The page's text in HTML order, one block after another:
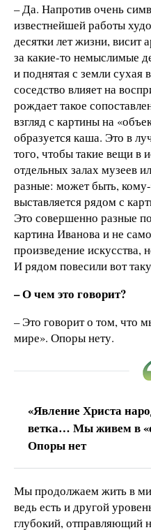
– Да. Напротив очень
известнейшей работы
десятки лет жизни, висит
за какие-то немыслимые
и поднятая с земли сухая
соседство влияет на
рождает такое
взгляд с картины на
образуется каша. Это в
того, чтобы такие вещи в
отдельных залах музеев
разные: может быть,
выставляется рядом с
Это совершенно разные
картина Иванова и не
произведение искусства,
И рядом повесили вот
– О чем это говорит?
– Это говорит о том, что
мире». Опоры нету.
«Явление Христа
ветка… Мы живем в
Опоры нет
Мы продолжаем жить в
ведь есть и другой
глубокий, отправляющий